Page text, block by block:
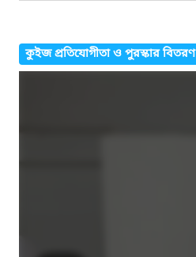
কুইজ প্রতিযোগীতা ও পুরস্কার বিতরণ